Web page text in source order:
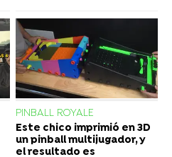
PINBALL ROYALE
Este chico imprimió en 3D
un pinball multijugador, y
el resultado es